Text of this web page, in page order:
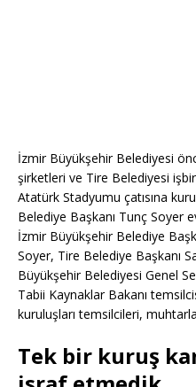
İzmir Büyükşehir Belediyesi
şirketleri ve Tire Belediyesi
Atatürk Stadyumu çatısına
Belediye Başkanı Tunç Soyer
İzmir Büyükşehir Belediye
Soyer, Tire Belediye Başkanı
Büyükşehir Belediyesi Genel
Tabii Kaynaklar Bakanı
kuruluşları temsilcileri,
Tek bir kuruş